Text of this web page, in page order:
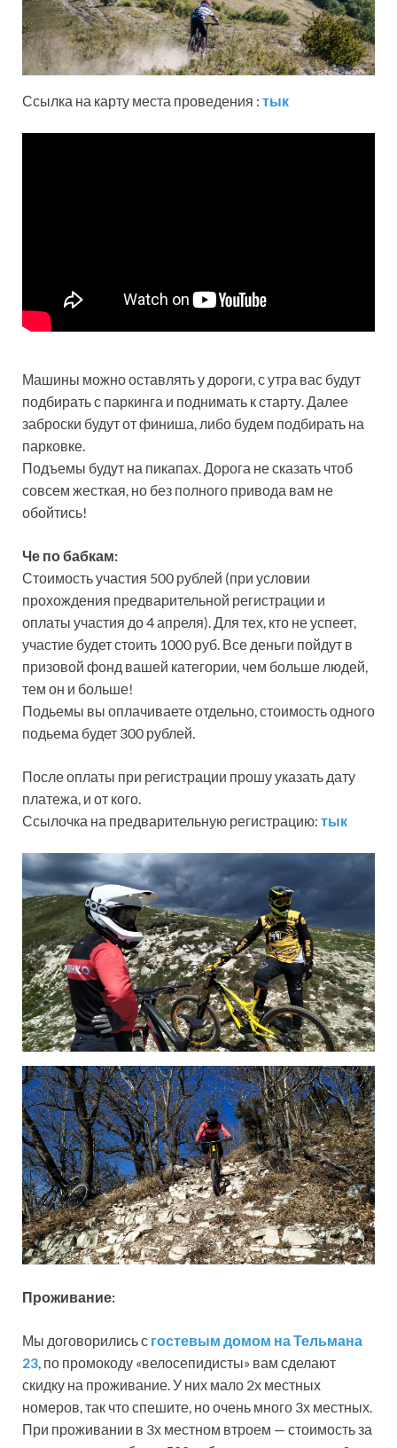
Ссылка на карту места проведения : тык
Машины можно оставлять у дороги, с утра вас будут
подбирать с паркинга и поднимать к старту. Далее
заброски будут от финиша, либо будем подбирать на
парковке.
Подъемы будут на пикапах. Дорога не сказать чтоб
совсем жесткая, но без полного привода вам не
обойтись!
Че по бабкам:
Стоимость участия 500 рублей (при условии
прохождения предварительной регистрации и
оплаты участия до 4 апреля). Для тех, кто не успеет,
участие будет стоить 1000 руб. Все деньги пойдут в
призовой фонд вашей категории, чем больше людей,
тем он и больше!
Подьемы вы оплачиваете отдельно, стоимость одного
подьема будет 300 рублей.
После оплаты при регистрации прошу указать дату
платежа, и от кого.
Ссылочка на предварительную регистрацию: тык
Проживание:
Мы договорились с гостевым домом на Тельмана
23 , по промокоду «велосепидисты» вам сделают
скидку на проживание. У них мало 2х местных
номеров, так что спешите, но очень много 3х местных.
При проживании в 3х местном втроем — стоимость за